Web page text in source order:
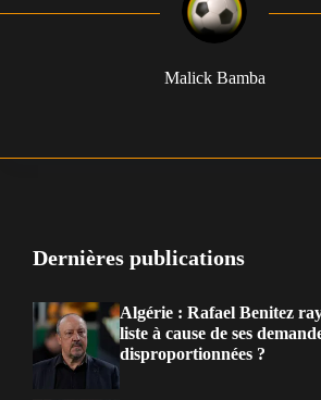
Malick Bamba
Dernières publications
Algérie : Rafael Benitez
liste à cause de ses
disproportionnées ?